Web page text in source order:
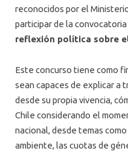
reconocidos por el
participar de la
reflexión política sobre
Este concurso tiene como
sean capaces de explicar a
desde su propia vivencia,
Chile considerando el
nacional, desde temas
ambiente, las cuotas de